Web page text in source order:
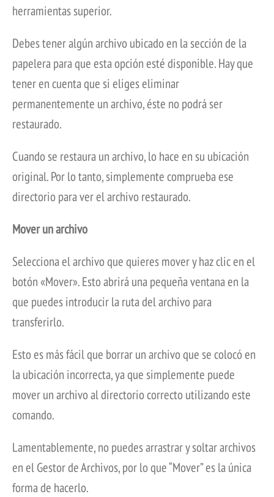
herramientas superior.
Debes tener algún archivo ubicado en la sección de la
papelera para que esta opción esté disponible. Hay que
tener en cuenta que si eliges eliminar
permanentemente un archivo, éste no podrá ser
restaurado.
Cuando se restaura un archivo, lo hace en su ubicación
original. Por lo tanto, simplemente comprueba ese
directorio para ver el archivo restaurado.
Mover un archivo
Selecciona el archivo que quieres mover y haz clic en el
botón «Mover». Esto abrirá una pequeña ventana en la
que puedes introducir la ruta del archivo para
transferirlo.
Esto es más fácil que borrar un archivo que se colocó en
la ubicación incorrecta, ya que simplemente puede
mover un archivo al directorio correcto utilizando este
comando.
Lamentablemente, no puedes arrastrar y soltar archivos
en el Gestor de Archivos, por lo que “Mover” es la única
forma de hacerlo.